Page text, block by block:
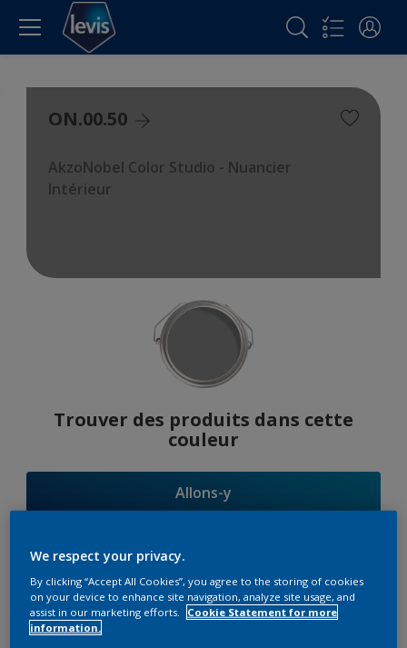
ON.00.50
AkzoNobel Color Studio - Nuancier
Intérieur
Trouver des produits dans cette
couleur
Allons-y
Suggestions
d'Harmonies
We respect your privacy.
By clicking “Accept All Cookies”, you agree to the storing of cookies
on your device to enhance site navigation, analyze site usage, and
assist in our marketing efforts.
Cookie Statement for more
information.